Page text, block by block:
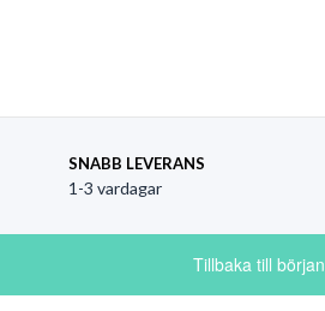
SNABB LEVERANS
1-3 vardagar
Tillbaka till början